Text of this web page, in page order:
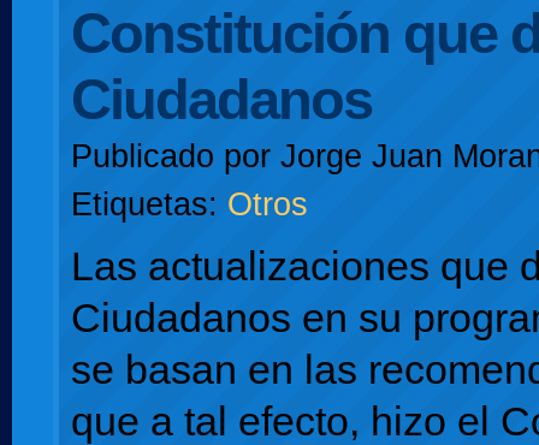
Constitución que
Ciudadanos
Publicado por Jorge Juan
Etiquetas: Otros
Las actualizaciones que
Ciudadanos en su
se basan en las
que a tal efecto, hizo el